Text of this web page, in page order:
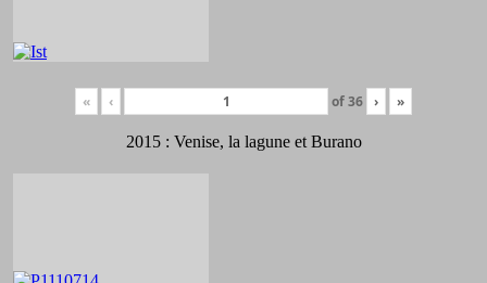
« ‹ of36 › »
2015 : Venise, la lagune et Burano